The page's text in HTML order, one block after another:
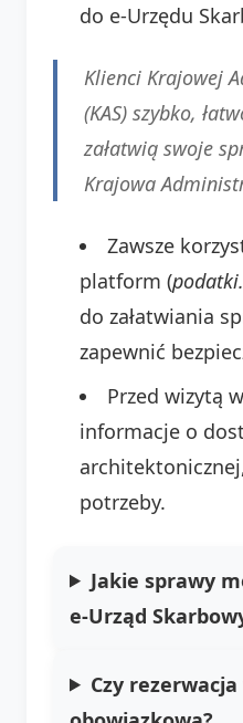
do e-Urzędu
Klienci Krajowej
(KAS) szybko,
załatwią swoje
Krajowa
Zawsze
platform (
do załatwiania
zapewnić
Przed wizytą
informacje o
potrzeby.
Jakie sprawy
e-Urząd
Czy